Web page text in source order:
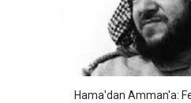
Hama'dan Amman'a: